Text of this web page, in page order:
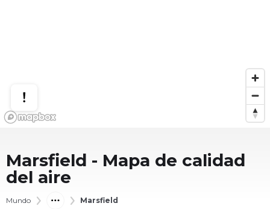
Marsfield - Mapa de calidad
del aire
Mundo Marsfield